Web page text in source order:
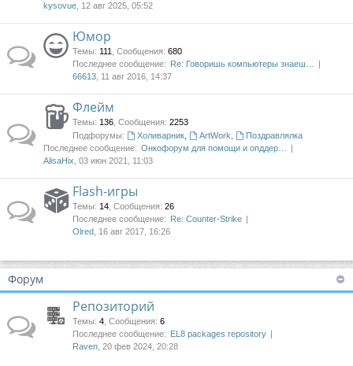
kysovue , 12 авг 2025, 05:52
Юмор
Темы: 111 Сообщения: 680
Последнее сообщение: Re: Говоришь компьютеры знаеш…
66613 , 11 авг 2016, 14:37
Флейм
Темы: 136 Сообщения: 2253
Подфорумы:
Холиварник, ArtWork
Поздравлялка
Последнее сообщение: Онкофорум для помощи и опддер…
AlisaHix , 03 июн 2021, 11:03
Flash-игры
Темы: 14 Сообщения: 26
Последнее сообщение: Re: Counter-Strike
Olred , 16 авг 2017, 16:26
Форум
Репозиторий
Темы: 4 Сообщения: 6
Последнее сообщение: EL8 packages repository
Raven , 20 фев 2024, 20:28